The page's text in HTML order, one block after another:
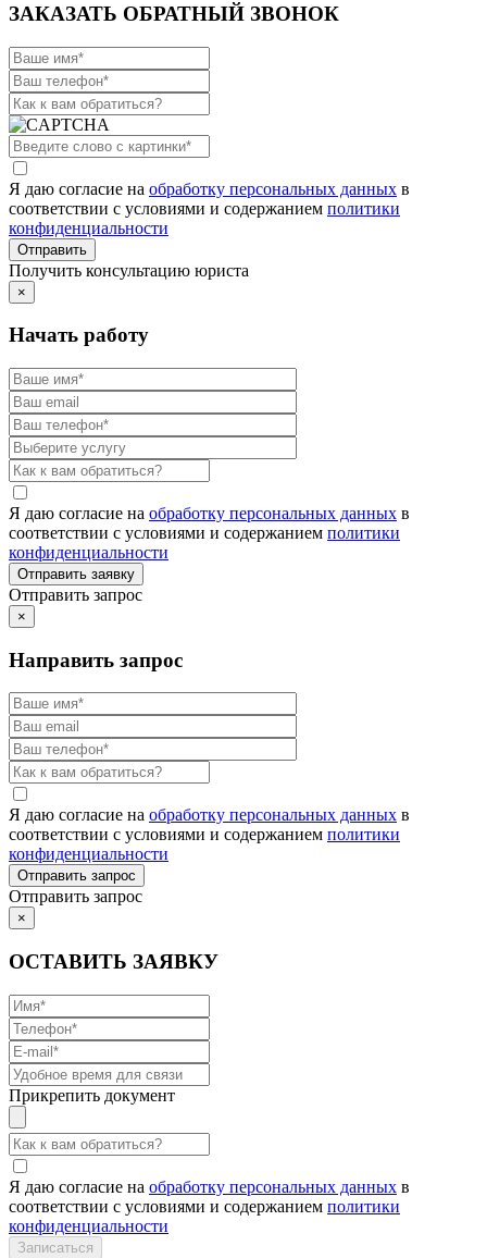
ЗАКАЗАТЬ ОБРАТНЫЙ ЗВОНОК
Я даю согласие на обработку персональных данных в
соответствии с условиями и содержанием политики
конфиденциальности
Получить консультацию юриста
×
Начать работу
Я даю согласие на обработку персональных данных в
соответствии с условиями и содержанием политики
конфиденциальности
Отправить запрос
×
Направить запрос
Я даю согласие на обработку персональных данных в
соответствии с условиями и содержанием политики
конфиденциальности
Отправить запрос
×
ОСТАВИТЬ ЗАЯВКУ
Прикрепить документ
Я даю согласие на обработку персональных данных в
соответствии с условиями и содержанием политики
конфиденциальности